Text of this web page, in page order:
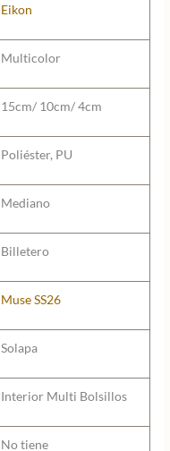
Eikon
Multicolor
15cm/ 10cm/ 4cm
Poliéster, PU
Mediano
Billetero
Muse SS26
Solapa
Interior Multi Bolsillos
No tiene